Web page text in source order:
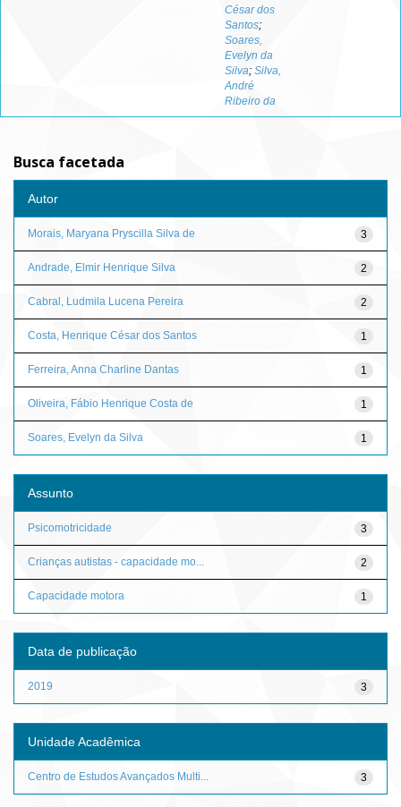
César dos
Santos;
Soares,
Evelyn da
Silva; Silva,
André
Ribeiro da
Busca facetada
Autor
3
Morais, Maryana Pryscilla Silva de
2
Andrade, Elmir Henrique Silva
2
Cabral, Ludmila Lucena Pereira
1
Costa, Henrique César dos Santos
1
Ferreira, Anna Charline Dantas
1
Oliveira, Fábio Henrique Costa de
1
Soares, Evelyn da Silva
Assunto
3
Psicomotricidade
2
Crianças autistas - capacidade mo...
1
Capacidade motora
Data de publicação
3
2019
Unidade Acadêmica
3
Centro de Estudos Avançados Multi...